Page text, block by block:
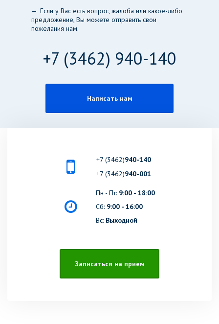
Если у Вас есть вопрос, жалоба или какое-либо
предложение, Вы можете отправить свои
пожелания нам.
+7 (3462) 940-140
Написать нам
+7 (3462)940-140
+7 (3462)940-001
Пн - Пт: 9:00 - 18:00
Сб: 9:00 - 16:00
Вс: Выходной
Записаться на прием